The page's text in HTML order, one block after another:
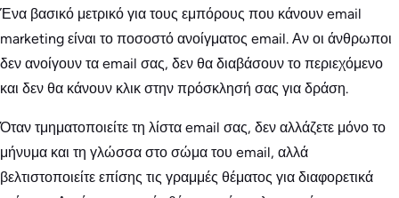
Ένα βασικό μετρικό για τους εμπόρους που κάνουν email
marketing είναι το ποσοστό ανοίγματος email. Αν οι άνθρωποι
δεν ανοίγουν τα email σας, δεν θα διαβάσουν το περιεχόμενο
και δεν θα κάνουν κλικ στην πρόσκλησή σας για δράση.
Όταν τμηματοποιείτε τη λίστα email σας, δεν αλλάζετε μόνο το
μήνυμα και τη γλώσσα στο σώμα του email, αλλά
βελτιστοποιείτε επίσης τις γραμμές θέματος για διαφορετικά